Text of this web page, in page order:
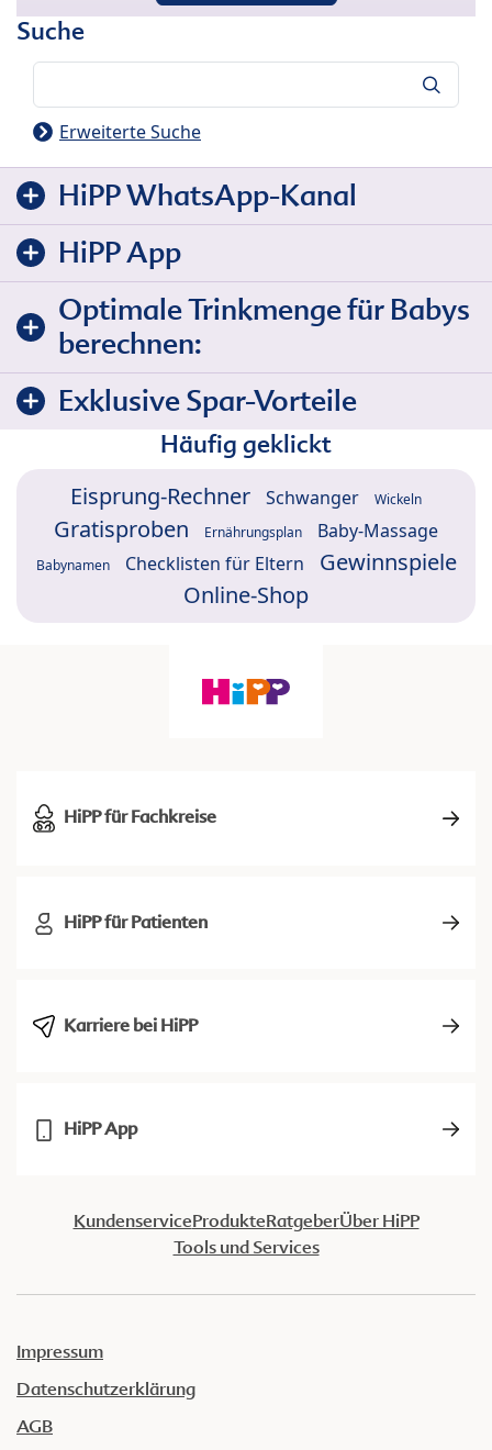
Suche
Erweiterte Suche
HiPP WhatsApp-Kanal
HiPP App
Optimale Trinkmenge für Babys
berechnen:
Exklusive Spar-Vorteile
Häufig geklickt
Eisprung-Rechner Schwanger Wickeln
Gratisproben Ernährungsplan Baby-Massage
Babynamen Checklisten für Eltern
Gewinnspiele
Online-Shop
HiPP für Fachkreise
HiPP für Patienten
Karriere bei HiPP
HiPP App
KundenserviceProdukteRatgeberÜber HiPP
Tools und Services
Impressum
Datenschutzerklärung
AGB